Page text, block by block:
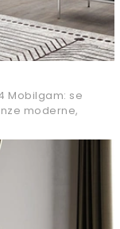
Mobilgam: se
moderne,